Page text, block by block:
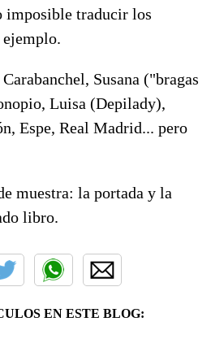
imposible traducir los
Susana ("bragas
Luisa (Depilady),
Espe, Real Madrid... pero
muestra: la portada y la
libro.
EN ESTE BLOG: